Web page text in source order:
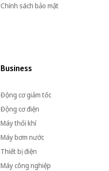
Chính sách bảo mật
Business
Động cơ giảm tốc
Động cơ điện
Máy thổi khí
Máy bơm nước
Thiết bị điện
Máy công nghiệp